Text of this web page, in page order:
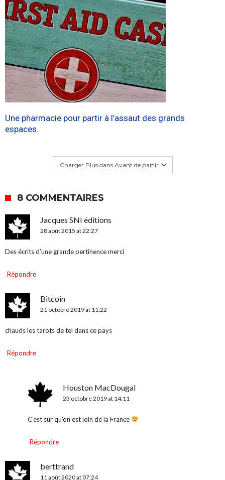
Une pharmacie pour partir à l’assaut des grands
espaces.
Charger Plus dans Avant de partir
8 COMMENTAIRES
Jacques SNI éditions
28 août 2015 at 22:27
Des écrits d’une grande pertinence merci
Répondre
Bitcoin
21 octobre 2019 at 11:22
chauds les tarots de tel dans ce pays
Répondre
Houston MacDougal
23 octobre 2019 at 14:11
C’est sûr qu’on est loin de la France
Répondre
berttrand
11 août 2020 at 07:24